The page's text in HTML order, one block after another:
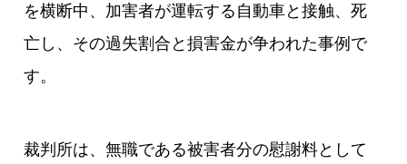
を横断中、加害者が運転する自動車と接触、死
亡し、その過失割合と損害金が争われた事例で
す。
裁判所は、無職である被害者分の慰謝料として